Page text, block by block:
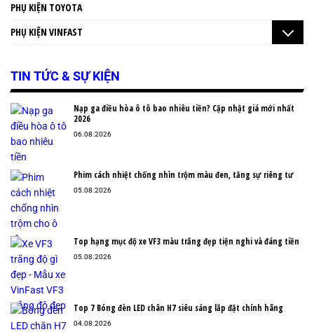
PHỤ KIỆN TOYOTA
PHỤ KIỆN VINFAST
TIN TỨC & SỰ KIỆN
Nạp ga điều hòa ô tô bao nhiêu tiền? Cập nhật giá mới nhất
2026
06.08.2026
Phim cách nhiệt chống nhìn trộm màu đen, tăng sự riêng tư
05.08.2026
Top hạng mục độ xe VF3 màu trắng đẹp tiện nghi và đáng tiền
05.08.2026
Top 7 Bóng đèn LED chân H7 siêu sáng lắp đặt chính hãng
04.08.2026